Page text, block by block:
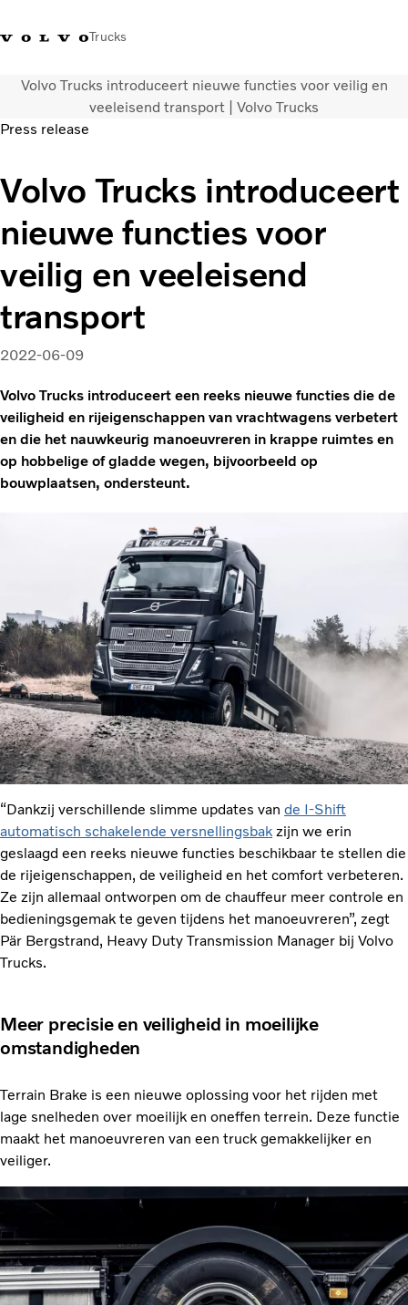
Trucks
ContactKennis vergrotenMerchandise InloggenNederland
CO2-reductie
Trucks
Truck Builder
Services
Dealer locator
Nieuws
Over ons
Volvo Trucks introduceert nieuwe functies voor veilig en
veeleisend transport | Volvo Trucks
Press release
Volvo Trucks introduceert
nieuwe functies voor
veilig en veeleisend
transport
2022-06-09
Volvo Trucks introduceert een reeks nieuwe functies die de
veiligheid en rijeigenschappen van vrachtwagens verbetert
en die het nauwkeurig manoeuvreren in krappe ruimtes en
op hobbelige of gladde wegen, bijvoorbeeld op
bouwplaatsen, ondersteunt.
“Dankzij verschillende slimme updates van de I-Shift
automatisch schakelende versnellingsbak zijn we erin
geslaagd een reeks nieuwe functies beschikbaar te stellen die
de rijeigenschappen, de veiligheid en het comfort verbeteren.
Ze zijn allemaal ontworpen om de chauffeur meer controle en
bedieningsgemak te geven tijdens het manoeuvreren”, zegt
Pär Bergstrand, Heavy Duty Transmission Manager bij Volvo
Trucks.
Meer precisie en veiligheid in moeilijke
omstandigheden
Terrain Brake is een nieuwe oplossing voor het rijden met
lage snelheden over moeilijk en oneffen terrein. Deze functie
maakt het manoeuvreren van een truck gemakkelijker en
veiliger.